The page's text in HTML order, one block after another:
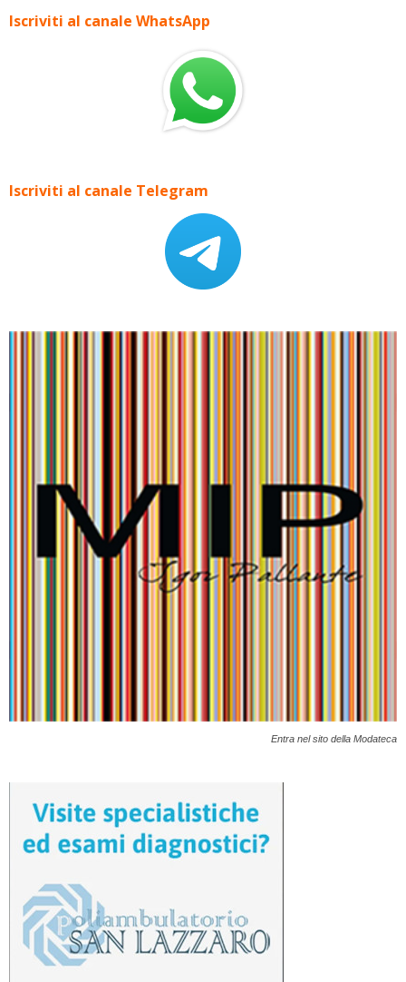
Iscriviti al canale WhatsApp
Iscriviti al canale Telegram
Entra nel sito della Modateca